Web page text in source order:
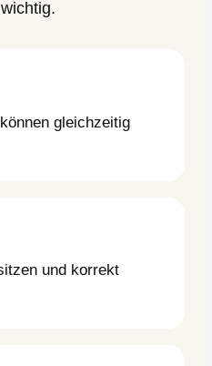
gleichzeitig
und korrekt